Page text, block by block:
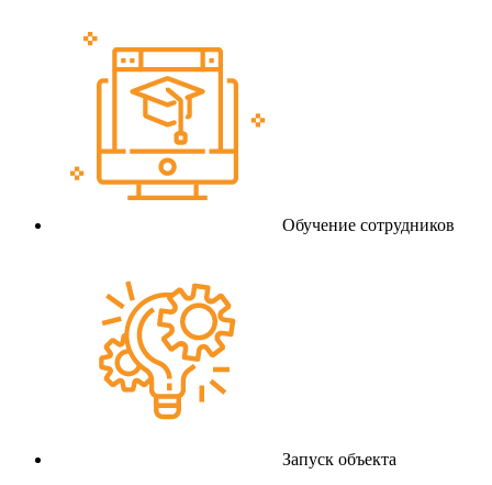
Обучение сотрудников
Запуск объекта